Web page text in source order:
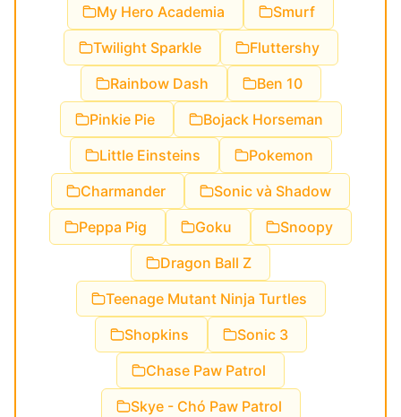
My Hero Academia
Smurf
Twilight Sparkle
Fluttershy
Rainbow Dash
Ben 10
Pinkie Pie
Bojack Horseman
Little Einsteins
Pokemon
Charmander
Sonic và Shadow
Peppa Pig
Goku
Snoopy
Dragon Ball Z
Teenage Mutant Ninja Turtles
Shopkins
Sonic 3
Chase Paw Patrol
Skye - Chó Paw Patrol